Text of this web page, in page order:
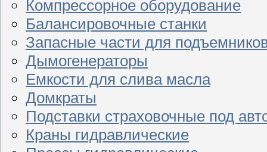
Компрессорное оборудование
Балансировочные станки
Запасные части для
Дымогенераторы
Емкости для слива масла
Домкраты
Подставки страховочные под
Краны гидравлические